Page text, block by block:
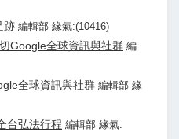
跡 編輯部 緣氣:(10416)
Google全球資訊與社群 編
全球資訊與社群 編輯部 緣
台弘法行程 編輯部 緣氣: